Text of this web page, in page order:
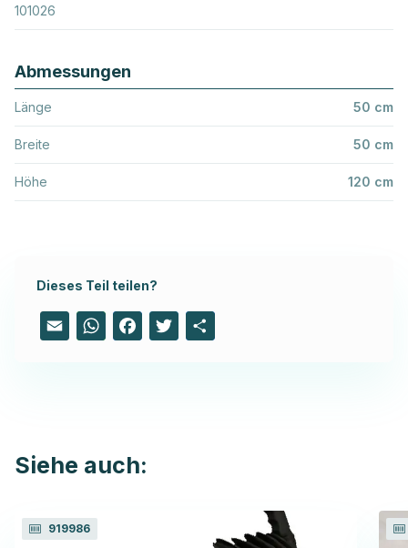
101026
Abmessungen
Länge 50 cm
Breite 50 cm
Höhe 120 cm
Dieses Teil teilen?
Email WhatsAppFacebook
Twitter
Siehe auch:
919986